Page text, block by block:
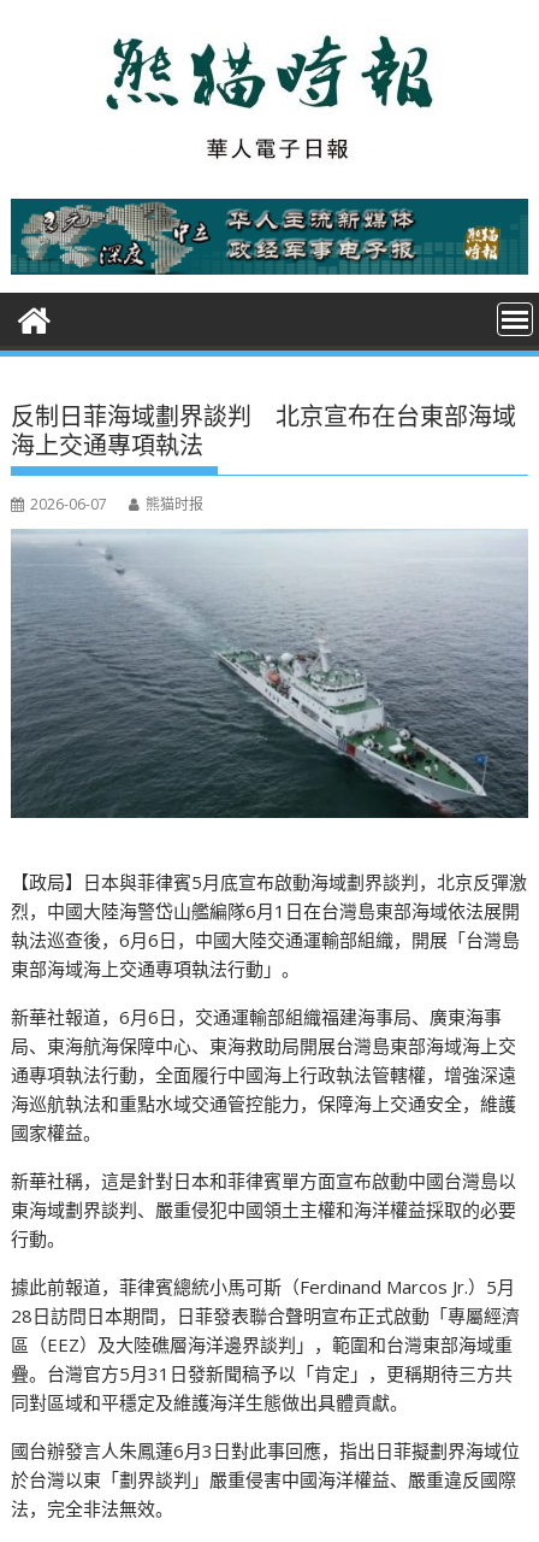
t
反制日菲海域劃界談判 北京宣布在台東部海域
海上交通專項執法
2026-06-07 熊猫时报
【政局】日本與菲律賓5月底宣布啟動海域劃界談判，北京反彈激
烈，中國大陸海警岱山艦編隊6月1日在台灣島東部海域依法展開
執法巡查後，6月6日，中國大陸交通運輸部組織，開展「台灣島
東部海域海上交通專項執法行動」。
新華社報道，6月6日，交通運輸部組織福建海事局、廣東海事
局、東海航海保障中心、東海救助局開展台灣島東部海域海上交
通專項執法行動，全面履行中國海上行政執法管轄權，增強深遠
海巡航執法和重點水域交通管控能力，保障海上交通安全，維護
國家權益。
新華社稱，這是針對日本和菲律賓單方面宣布啟動中國台灣島以
東海域劃界談判、嚴重侵犯中國領土主權和海洋權益採取的必要
行動。
據此前報道，菲律賓總統小馬可斯（Ferdinand Marcos Jr.）5月
28日訪問日本期間，日菲發表聯合聲明宣布正式啟動「專屬經濟
區（EEZ）及大陸礁層海洋邊界談判」，範圍和台灣東部海域重
疊。台灣官方5月31日發新聞稿予以「肯定」，更稱期待三方共
同對區域和平穩定及維護海洋生態做出具體貢獻。
國台辦發言人朱鳳蓮6月3日對此事回應，指出日菲擬劃界海域位
於台灣以東「劃界談判」嚴重侵害中國海洋權益、嚴重違反國際
法，完全非法無效。